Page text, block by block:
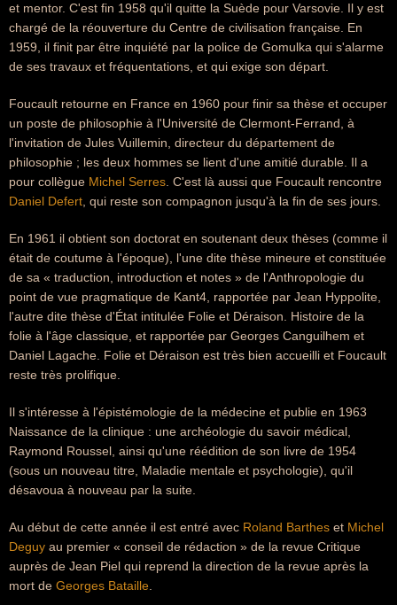
et mentor. C'est fin 1958 qu'il quitte la Suède pour Varsovie. Il y est
chargé de la réouverture du Centre de civilisation française. En
1959, il finit par être inquiété par la police de Gomulka qui s'alarme
de ses travaux et fréquentations, et qui exige son départ.
Foucault retourne en France en 1960 pour finir sa thèse et occuper
un poste de philosophie à l'Université de Clermont-Ferrand, à
l'invitation de Jules Vuillemin, directeur du département de
philosophie ; les deux hommes se lient d'une amitié durable. Il a
pour collègue Michel Serres . C'est là aussi que Foucault rencontre
Daniel Defert , qui reste son compagnon jusqu'à la fin de ses jours.
En 1961 il obtient son doctorat en soutenant deux thèses (comme il
était de coutume à l'époque), l'une dite thèse mineure et constituée
de sa « traduction, introduction et notes » de l'Anthropologie du
point de vue pragmatique de Kant4, rapportée par Jean Hyppolite,
l'autre dite thèse d'État intitulée Folie et Déraison. Histoire de la
folie à l'âge classique, et rapportée par Georges Canguilhem et
Daniel Lagache. Folie et Déraison est très bien accueilli et Foucault
reste très prolifique.
Il s'intéresse à l'épistémologie de la médecine et publie en 1963
Naissance de la clinique : une archéologie du savoir médical,
Raymond Roussel, ainsi qu'une réédition de son livre de 1954
(sous un nouveau titre, Maladie mentale et psychologie), qu'il
désavoua à nouveau par la suite.
Au début de cette année il est entré avec Roland Barthes et Michel
Deguy au premier « conseil de rédaction » de la revue Critique
auprès de Jean Piel qui reprend la direction de la revue après la
mort de Georges Bataille